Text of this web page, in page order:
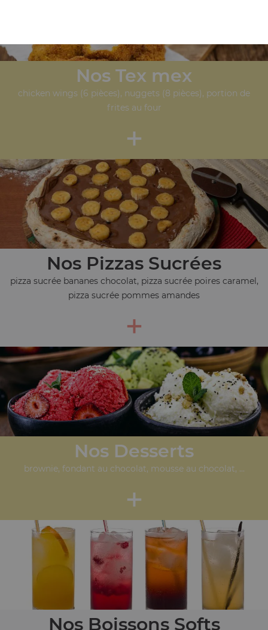
Nos Tex mex
chicken wings (6 pièces), nuggets (8 pièces), portion de
frites au four
+
Nos Pizzas Sucrées
pizza sucrée bananes chocolat, pizza sucrée poires caramel,
pizza sucrée pommes amandes
+
Nos Desserts
brownie, fondant au chocolat, mousse au chocolat, ...
+
Nos Boissons Softs